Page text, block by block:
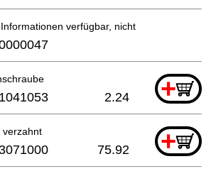
verfügbar, nicht bestellbar
+
2.24
verzahnt +
75.92